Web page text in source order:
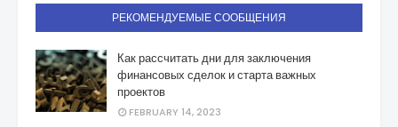
РЕКОМЕНДУЕМЫЕ СООБЩЕНИЯ
Как рассчитать дни для заключения
финансовых сделок и старта важных
проектов
FEBRUARY 14, 2023